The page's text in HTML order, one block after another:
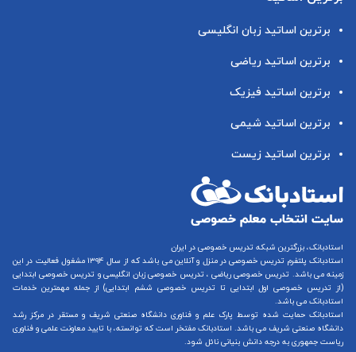
برترین اساتید زبان انگلیسی
برترین اساتید ریاضی
برترین اساتید فیزیک
برترین اساتید شیمی
برترین اساتید زیست
استادبانک، بزرگترین شبکه تدریس خصوصی در ایران
استادبانک پلتفرم تدریس خصوصی در منزل و آنلاین
می باشد که از سال ۱۳۹۴ مشغول فعالیت در این
زمینه می باشد. تدریس خصوصی ریاضی ، تدریس خصوصی زبان انگلیسیو تدریس خصوصی ابتدایی
(از تدریس خصوصی اول ابتدایی تا تدریس خصوصی ششم ابتدایی) از جمله مهمترین خدمات
استادبانک می باشد.
استادبانک حمایت شده توسط پارک علم و فناوری دانشگاه صنعتی شریف و مستقر در مرکز رشد
دانشگاه صنعتی شریف می باشد. استادبانک مفتخر است که توانسته، با تایید معاونت علمی و فناوری
ریاست جمهوری به درجه دانش بنیانی نائل شود.